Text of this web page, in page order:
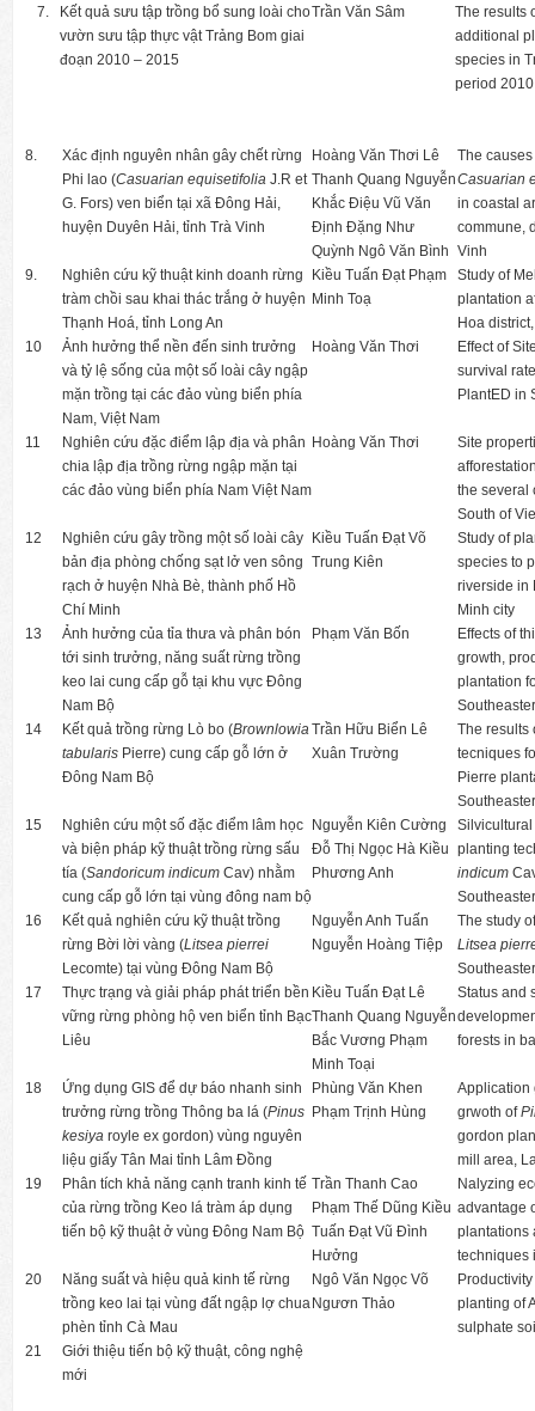
7.
Kết quả sưu tập trồng bổ sung loài cho
vườn sưu tập thực vật Trảng Bom giai
đoạn 2010 – 2015
Trần Văn Sâm
The results
additional
species in
period
8.
Xác định nguyên nhân gây chết rừng
Phi lao (Casuarian equisetifolia J.R et
G. Fors) ven biển tại xã Đông Hải,
huyện Duyên Hải, tỉnh Trà Vinh
Hoàng Văn Thơi Lê
Thanh Quang Nguyễn
Khắc Điệu Vũ Văn
Định Đặng Như
Quỳnh Ngô Văn Bình
The
Casuarian
in coastal
commune,
Vinh
9.
Nghiên cứu kỹ thuật kinh doanh rừng
tràm chồi sau khai thác trắng ở huyện
Thạnh Hoá, tỉnh Long An
Kiều Tuấn Đạt Phạm
Minh Toạ
Study of
plantation
Hoa
10
Ảnh hưởng thể nền đến sinh trưởng
và tỷ lệ sống của một số loài cây ngập
mặn trồng tại các đảo vùng biển phía
Nam, Việt Nam
Hoàng Văn Thơi
Effect of
survival
PlantED in
11
Nghiên cứu đặc điểm lập địa và phân
chia lập địa trồng rừng ngập mặn tại
các đảo vùng biển phía Nam Việt Nam
Hoàng Văn Thơi
Site
the several
South of
12
Nghiên cứu gây trồng một số loài cây
bản địa phòng chống sạt lở ven sông
rạch ở huyện Nhà Bè, thành phố Hồ
Chí Minh
Kiều Tuấn Đạt Võ
Trung Kiên
Study of
species to
riverside in
Minh city
13
Ảnh hưởng của tỉa thưa và phân bón
tới sinh trưởng, năng suất rừng trồng
keo lai cung cấp gỗ tại khu vực Đông
Nam Bộ
Phạm Văn Bốn
Effects of
growth,
plantation
14
Kết quả trồng rừng Lò bo (Brownlowia
tabularis Pierre) cung cấp gỗ lớn ở
Đông Nam Bộ
Trần Hữu Biển Lê
Xuân Trường
The results
tecniques
Pierre
15
Nghiên cứu một số đặc điểm lâm học
và biện pháp kỹ thuật trồng rừng sấu
tía (Sandoricum indicum Cav) nhằm
cung cấp gỗ lớn tại vùng đông nam bộ
Nguyễn Kiên Cường
Đỗ Thị Ngọc Hà Kiều
Phương Anh
planting
indicum
16
Kết quả nghiên cứu kỹ thuật trồng
rừng Bời lời vàng (Litsea pierrei
Lecomte) tại vùng Đông Nam Bộ
Nguyễn Anh Tuấn
Nguyễn Hoàng Tiệp
The study
Litsea
17
Thực trạng và giải pháp phát triển bền
vững rừng phòng hộ ven biển tỉnh Bạc
Liêu
Kiều Tuấn Đạt Lê
Thanh Quang Nguyễn
Bắc Vương Phạm
Minh Toại
Status and
forests in
18
Ứng dụng GIS để dự báo nhanh sinh
trưởng rừng trồng Thông ba lá (Pinus
kesiya royle ex gordon) vùng nguyên
liệu giấy Tân Mai tỉnh Lâm Đồng
Phùng Văn Khen
Phạm Trịnh Hùng
Application
grwoth of
gordon
mill area,
19
Phân tích khả năng cạnh tranh kinh tế
của rừng trồng Keo lá tràm áp dụng
tiến bộ kỹ thuật ở vùng Đông Nam Bộ
Trần Thanh Cao
Phạm Thế Dũng Kiều
Tuấn Đạt Vũ Đình
Hưởng
Nalyzing
advantage
plantations
techniques
20
Năng suất và hiệu quả kinh tế rừng
trồng keo lai tại vùng đất ngập lợ chua
phèn tỉnh Cà Mau
Ngô Văn Ngọc Võ
Ngươn Thảo
planting of
sulphate
21
Giới thiệu tiến bộ kỹ thuật, công nghệ
mới